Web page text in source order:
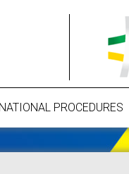
NATIONAL PROCEDURES